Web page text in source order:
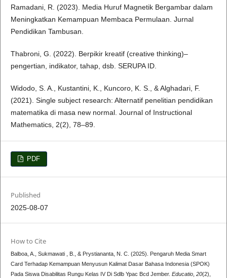
Ramadani, R. (2023). Media Huruf Magnetik Bergambar dalam
Meningkatkan Kemampuan Membaca Permulaan. Jurnal
Pendidikan Tambusan.
Thabroni, G. (2022). Berpikir kreatif (creative thinking)–
pengertian, indikator, tahap, dsb. SERUPA ID.
Widodo, S. A., Kustantini, K., Kuncoro, K. S., & Alghadari, F.
(2021). Single subject research: Alternatif penelitian pendidikan
matematika di masa new normal. Journal of Instructional
Mathematics, 2(2), 78–89.
PDF
Published
2025-08-07
How to Cite
Balboa, A., Sukmawati , B., & Prystiananta, N. C. (2025). Pengaruh Media Smart
Card Terhadap Kemampuan Menyusun Kalimat Dasar Bahasa Indonesia (SPOK)
Pada Siswa Disabilitas Rungu Kelas IV Di Sdlb Ypac Bcd Jember. Educatio, 20(2),